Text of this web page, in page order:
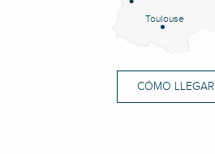
Toulouse
CÓMO LLEGAR